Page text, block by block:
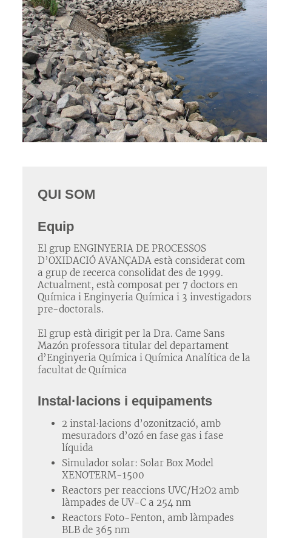
QUI SOM
Equip
El grup ENGINYERIA DE PROCESSOS
D’OXIDACIÓ AVANÇADA està considerat com
a grup de recerca consolidat des de 1999.
Actualment, està composat per 7 doctors en
Química i Enginyeria Química i 3 investigadors
pre-doctorals.
El grup està dirigit per la Dra. Came Sans
Mazón professora titular del departament
d’Enginyeria Química i Química Analítica de la
facultat de Química
Instal·lacions i equipaments
2 instal·lacions d’ozonització, amb
mesuradors d’ozó en fase gas i fase
líquida
Simulador solar: Solar Box Model
XENOTERM-1500
Reactors per reaccions UVC/H2O2 amb
làmpades de UV-C a 254 nm
Reactors Foto-Fenton, amb làmpades
BLB de 365 nm